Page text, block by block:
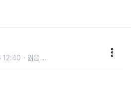
어야 되는 사람 특징
12:40 읽음 ...